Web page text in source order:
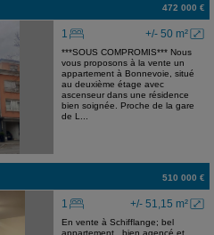
472 000 €
+/- 50 m²
1
***SOUS COMPROMIS*** Nous
vous proposons à la vente un
appartement à Bonnevoie, situé
au deuxième étage avec
ascenseur dans une résidence
bien soignée. Proche de la gare
de L...
510 000 €
+/- 51,15 m²
1
En vente à Schifflange; bel
appartement , bien agencé et